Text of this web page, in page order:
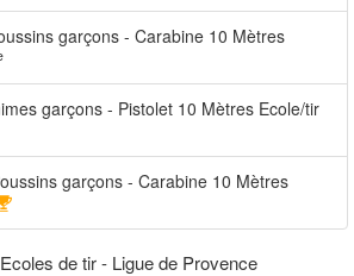
garçons - Carabine 10 Mètres
garçons - Pistolet 10 Mètres Ecole/tir
garçons - Carabine 10 Mètres
de tir - Ligue de Provence